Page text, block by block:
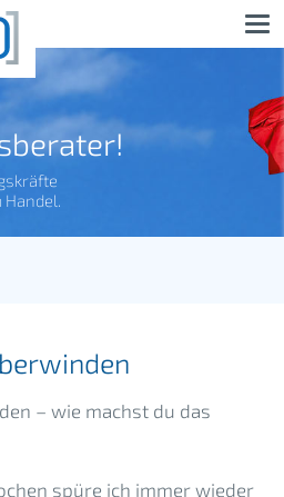
– wie machst du das
spüre ich immer wieder